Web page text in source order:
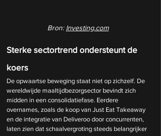
Bron: Investing.com
Sterke sectortrend ondersteunt de
koers
De opwaartse beweging staat niet op zichzelf. De
wereldwijde maaltijdbezorgsector bevindt zich
midden in een consolidatiefase. Eerdere
overnames, zoals de koop van Just Eat Takeaway
en de integratie van Deliveroo door concurrenten,
laten zien dat schaalvergroting steeds belangrijker